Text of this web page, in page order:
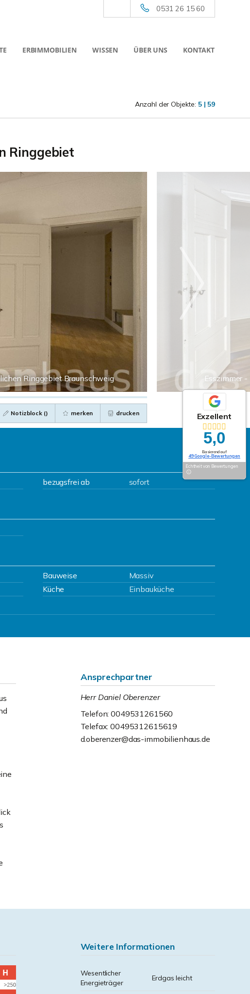
0531 26 15 60
ERBIMMOBILIEN WISSEN ÜBER UNS KONTAKT
Anzahl der Objekte: 5 | 59
Ringgebiet
Ringgebiet Braunschweig Esszimmer
Notizblock () merken drucken
bezugsfrei ab sofort
Bauweise
Massiv
Küche
Einbauküche
Ansprechpartner
Herr Daniel Oberenzer
Telefon: 0049531261560
Telefax: 00495312615619
d.oberenzer@das-immobilienhaus.de
Weitere Informationen
Wesentlicher
Energieträger
Erdgas leicht
Exzellent
5,0
Basierend auf
49 Google-Bewertungen
Echtheit von Bewertungen